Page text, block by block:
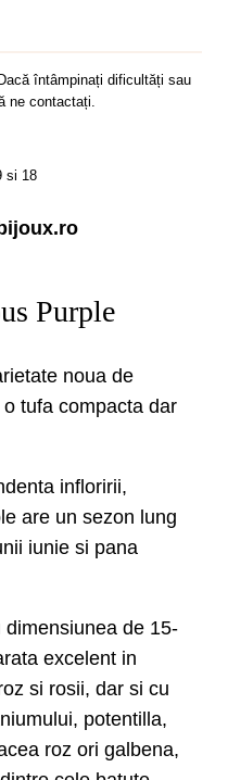
întâmpinați dificultăți sau
ne contactați.
si 18
Purple
noua de
tufa compacta dar
infloririi,
are un sezon lung
iunie si pana
de 15-
excelent in
si rosii, dar si cu
potentilla,
roz ori galbena,